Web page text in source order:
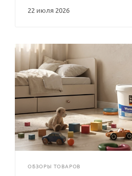
22 июля 2026
ОБЗОРЫ ТОВАРОВ